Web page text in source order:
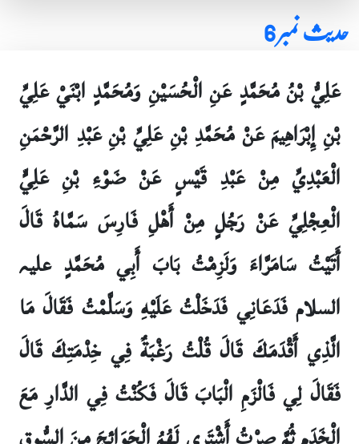
حدیث نمبر 6
عَلِيُّ بْنُ مُحَمَّدٍ عَنِ الْحُسَيْنِ وَمُحَمَّدٍ ابْنَيْ عَلِيِّ
بْنِ إِبْرَاهِيمَ عَنْ مُحَمَّدِ بْنِ عَلِيِّ بْنِ عَبْدِ الرَّحْمَنِ
الْعَبْدِيِّ مِنْ عَبْدِ قَيْسٍ عَنْ ضَوْءِ بْنِ عَلِيٍّ
الْعِجْلِيِّ عَنْ رَجُلٍ مِنْ أَهْلِ فَارِسَ سَمَّاهُ قَالَ
أَتَيْتُ سَامَرَّاءَ وَلَزِمْتُ بَابَ أَبِي مُحَمَّدٍ علیہ
السلام فَدَعَانِي فَدَخَلْتُ عَلَيْهِ وَسَلَّمْتُ فَقَالَ مَا
الَّذِي أَقْدَمَكَ قَالَ قُلْتُ رَغْبَةٌ فِي خِدْمَتِكَ قَالَ
فَقَالَ لِي فَالْزَمِ الْبَابَ قَالَ فَكُنْتُ فِي الدَّارِ مَعَ